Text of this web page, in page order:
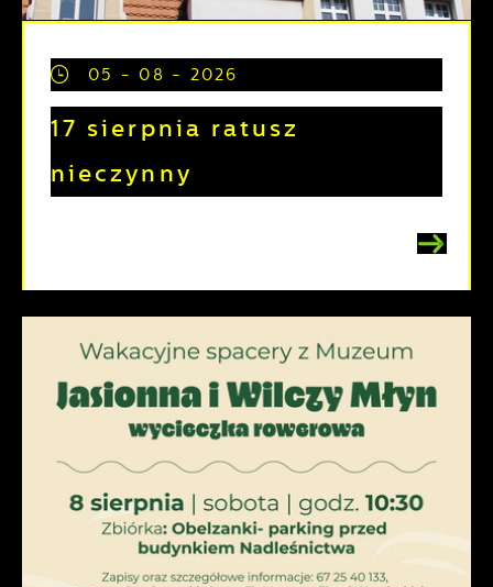
05 - 08 - 2026
17 sierpnia ratusz
nieczynny